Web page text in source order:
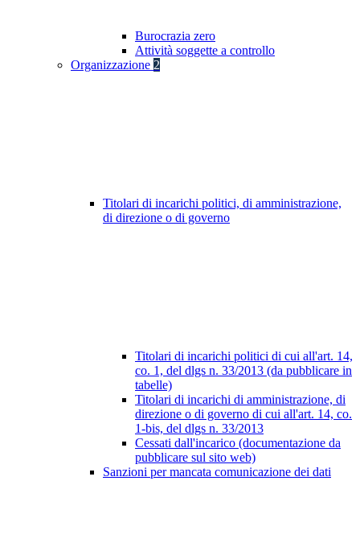
Burocrazia zero
Attività soggette a controllo
Organizzazione 2
Titolari di incarichi politici, di amministrazione,
di direzione o di governo
Titolari di incarichi politici di cui all'art. 14,
co. 1, del dlgs n. 33/2013 (da pubblicare in
tabelle)
Titolari di incarichi di amministrazione, di
direzione o di governo di cui all'art. 14, co.
1-bis, del dlgs n. 33/2013
Cessati dall'incarico (documentazione da
pubblicare sul sito web)
Sanzioni per mancata comunicazione dei dati